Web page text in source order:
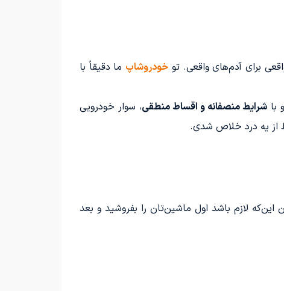
برای آدم‌های واقعی. تو خودروشاپ ما دقیقاً با
با شرایط منصفانه و اقساط منطقی، سوار خودرویی
از یه درد خلاص شدی.
لازم باشد اول ماشین‌تان را بفروشید و بعد